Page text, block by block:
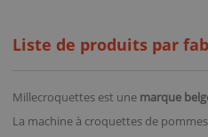
Liste de produits par
Millecroquettes est une marque
La machine à croquettes de